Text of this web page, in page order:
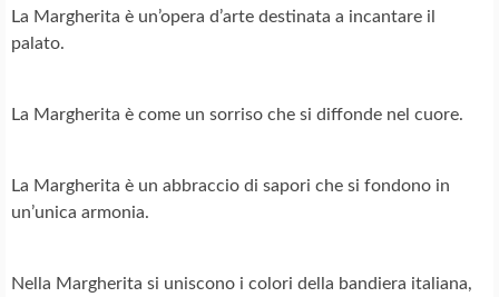
La Margherita è un’opera d’arte destinata a incantare il
palato.
La Margherita è come un sorriso che si diffonde nel cuore.
La Margherita è un abbraccio di sapori che si fondono in
un’unica armonia.
Nella Margherita si uniscono i colori della bandiera italiana,